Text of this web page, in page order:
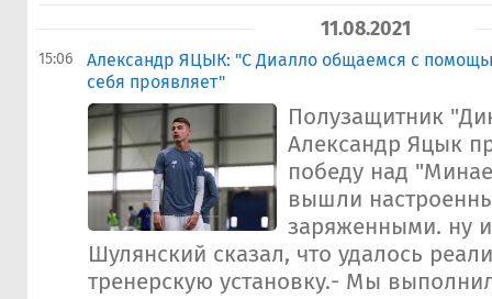
11.08.2021
15:06
Александр ЯЦЫК: "С Диалло общаемся с
себя проявляет"
Полузащитник
Александр Яцык
победу над
вышли
заряженными. ну
Шулянский сказал, что удалось
тренерскую установку.- Мы